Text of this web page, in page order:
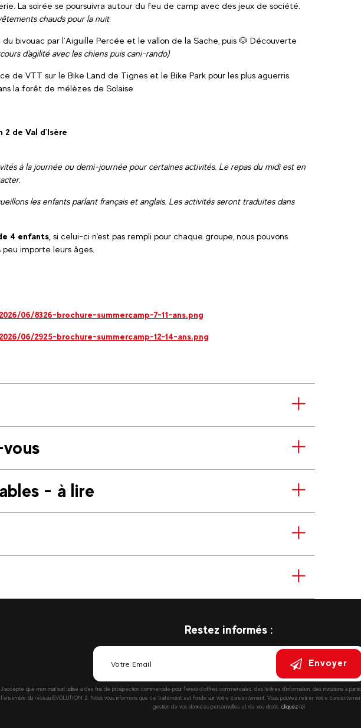
La soirée se poursuivra autour du feu de camp avec des jeux de société.
chauds pour la nuit.
bivouac par l’Aiguille Percée et le vallon de la Sache, puis 🐶 Découverte
d'agilité avec les chiens puis cani-rando)
de VTT sur le Bike Land de Tignes et le Bike Park pour les plus aguerris.
la forêt de mélèzes de Solaise
2 de Val d'Isère
à la journée ou demi-journée pour certaines activités. Le repas du midi est en
les enfants parlant français et anglais. Les activités seront traduites dans
4 enfants, si celui-ci n'est pas rempli pour chaque groupe, nous pouvons
importe leurs âges.
06/8326-brochure-summercamp-7-11-ans.png
06/2925-brochure-summercamp-12-14-ans.png
- à lire
Restez informés :
Envoyer
J’accepte que mon mail soit utilisé à des fins de prospection commerciale pour l’envoi d’offres commerciales, des lettres d’information, des invitations à
l’ensemble du réseau EVOLUTION 2. Nous vous informons que ce traitement est fondé sur votre consentement. Vous pouvez retirer votre
gestion de vos données personnelles et de vos droits :cliquez ici